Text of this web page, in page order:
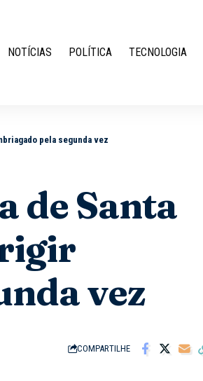
NOTÍCIAS POLÍTICA TECNOLOGIA
pela segunda vez
de Santa
vez
COMPARTILHE